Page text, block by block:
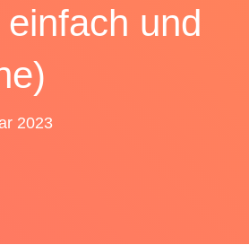
und
2023